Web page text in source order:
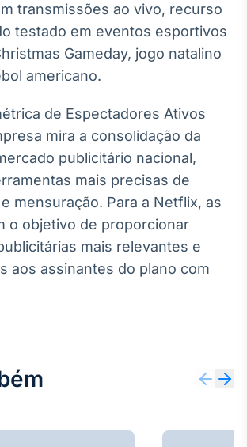
Wallboard
Conteúdos e
dados para
Broadcast
Curadoria
Curadoria de
conteúdos
noticiosos
Broadcast
plataforma para
transmissões ao vivo, recurso
testado em eventos esportivos
Gameday, jogo natalino
americano.
de Espectadores Ativos
mira a consolidação da
publicitário nacional,
mais precisas de
mensuração. Para a Netflix, as
o objetivo de proporcionar
mais relevantes e
aos assinantes do plano com